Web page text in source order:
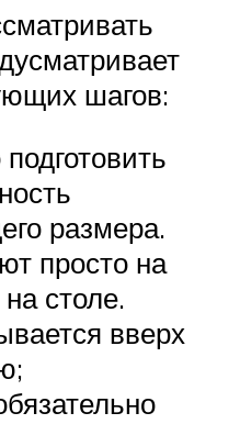
шагов:
размера.
просто на
столе.
вверх